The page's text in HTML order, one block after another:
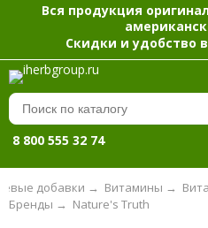
Вся продукция
Скидки и удобство
8 800 555 32 74
добавки → Витамины →
Nature's Truth
Бренды →